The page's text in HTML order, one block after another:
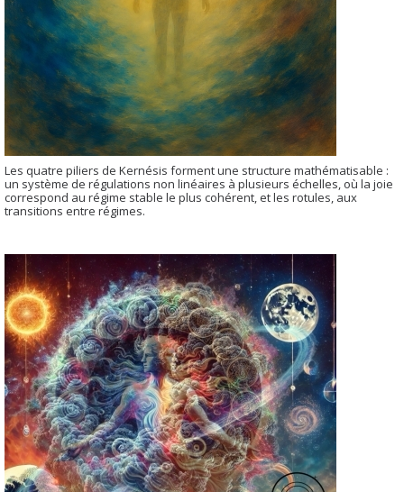
Les quatre piliers de Kernésis forment une structure mathématisable :
un système de régulations non linéaires à plusieurs échelles, où la joie
correspond au régime stable le plus cohérent, et les rotules, aux
transitions entre régimes.